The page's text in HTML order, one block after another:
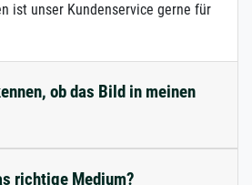
ist unser Kundenservice gerne für
ob das Bild in meinen
richtige Medium?